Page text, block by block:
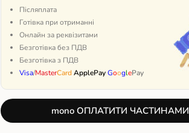
Післяплата
Готівка при отриманні
Онлайн за реквізитами
Безготівка без ПДВ
Безготівка з ПДВ
Visa/MasterCard ApplePay GooglePay
mono ОПЛАТИТИ ЧАСТИНАМИ